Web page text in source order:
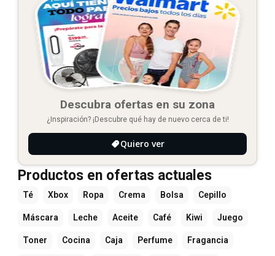
Descubra ofertas en su zona
¿Inspiración? ¡Descubre qué hay de nuevo cerca de ti!
Quiero ver
Productos en ofertas actuales
Té Xbox Ropa Crema Bolsa Cepillo
Máscara Leche Aceite Café Kiwi Juego
Toner Cocina Caja Perfume Fragancia